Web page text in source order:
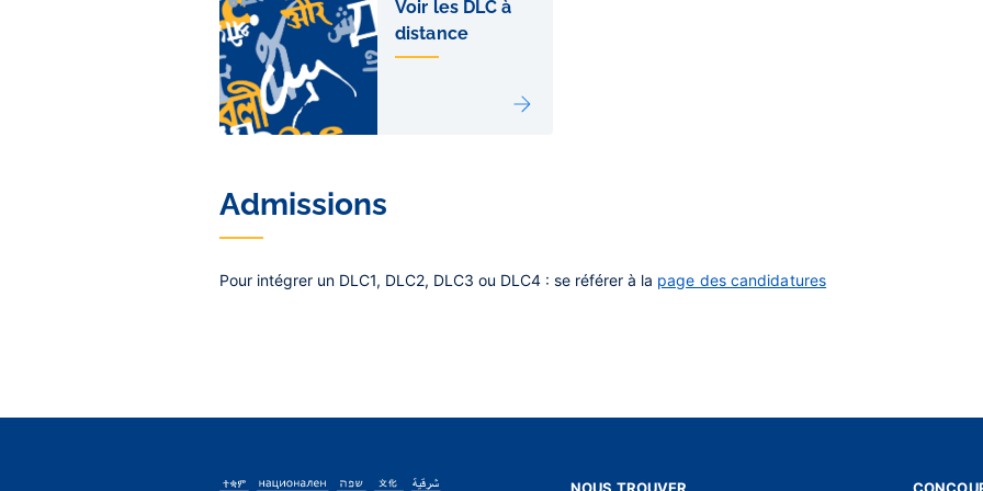
sous-
pages
Voir les DLC à
distance
Admissions
Pour intégrer un DLC1, DLC2, DLC3 ou DLC4 : se référer à la page des candidatures